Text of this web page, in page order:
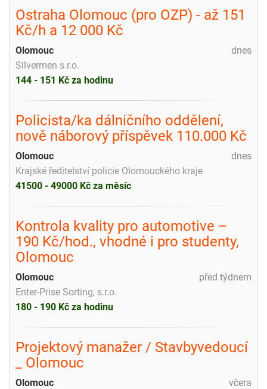
Ostraha Olomouc (pro OZP) - až 151
Kč/h a 12 000 Kč
dnes
Olomouc
Silvermen s.r.o.
144 - 151 Kč za hodinu
Policista/ka dálničního oddělení,
nově náborový příspěvek 110.000 Kč
dnes
Olomouc
Krajské ředitelství policie Olomouckého kraje
41500 - 49000 Kč za měsíc
Kontrola kvality pro automotive –
190 Kč/hod., vhodné i pro studenty,
Olomouc
před týdnem
Olomouc
Enter-Prise Sorting, s.r.o.
180 - 190 Kč za hodinu
Projektový manažer / Stavbyvedoucí
_ Olomouc
včera
Olomouc